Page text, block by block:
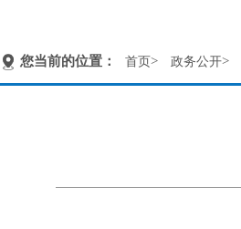
您当前的位置： 首页> 政务公开>